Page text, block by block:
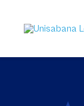
contenido
principal